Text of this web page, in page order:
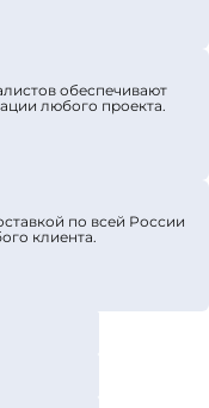
обеспечивают
любого проекта.
по всей России
клиента.